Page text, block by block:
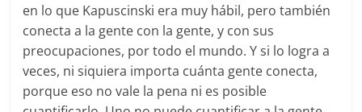
en lo que Kapuscinski era muy hábil, pero también
conecta a la gente con la gente, y con sus
preocupaciones, por todo el mundo. Y si lo logra a
veces, ni siquiera importa cuánta gente conecta,
porque eso no vale la pena ni es posible